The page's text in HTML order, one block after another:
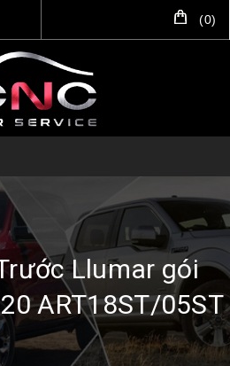
(0)
VỤ SẢN PHẨM
LIÊN HỆ
Llumar gói
ART18ST/05ST